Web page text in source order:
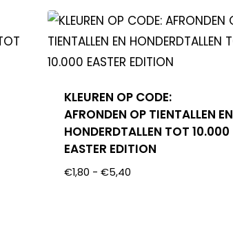
KLEUREN OP CODE:
AFRONDEN OP TIENTALLEN EN
HONDERDTALLEN TOT 10.000
EASTER EDITION
€1,80 - €5,40